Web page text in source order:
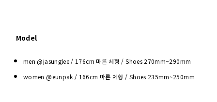
Model
men @jasunglee / 176cm 마른 체형 / Shoes 270mm~290mm
women @eunpak / 166cm 마른 체형 / Shoes 235mm~250mm